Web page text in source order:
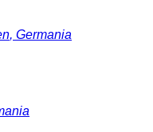
, Germania